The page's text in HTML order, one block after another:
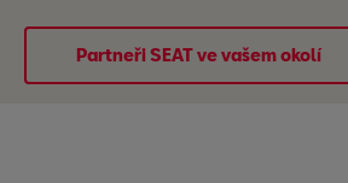
Partneři SEAT ve vašem okolí